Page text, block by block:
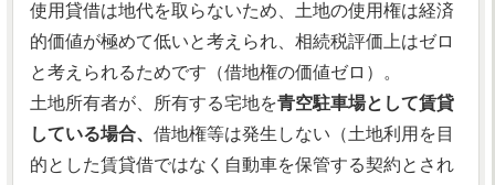
使用貸借は地代を取らないため、土地の使用権は経済
的価値が極めて低いと考えられ、相続税評価上はゼロ
と考えられるためです（借地権の価値ゼロ）。
土地所有者が、所有する宅地を青空駐車場として賃貸
している場合、 借地権等は発生しない（土地利用を目
的とした賃貸借ではなく自動車を保管する契約とされ